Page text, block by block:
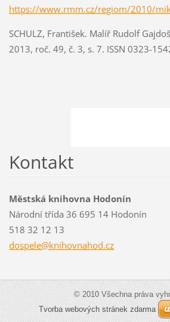
https://www.rmm.cz/regiom/2010/
SCHULZ, František. Malíř Rudolf
2013, roč. 49, č. 3, s. 7. ISSN 0323-
Kontakt
Městská knihovna Hodonín
Národní třída 36 695 14 Hodonín
518 32 12 13
dospele@knihovnahod.cz
© 2010 Všechna práva
Tvorba webových stránek zdarma